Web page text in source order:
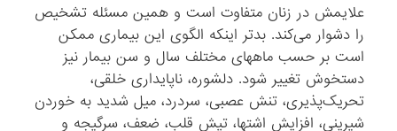
علایمش در زنان متفاوت است و همین مسئله تشخیص
را دشوار می‌کند. بدتر اینکه الگوی این بیماری ممکن
است بر حسب ماههای مختلف سال و سن بیمار نیز
دستخو‌ش تغییر شود. دلشوره، ناپایداری خلقی،
تحریک‌پذیری، تنش عصبی، سردرد، میل شدید به خوردن
شیرینی، افزایش اشتها، تپش قلب، ضعف، سرگیجه و